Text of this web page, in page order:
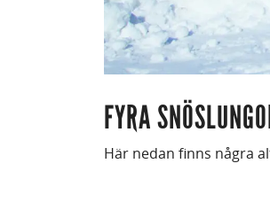
FYRA
Här nedan finns några